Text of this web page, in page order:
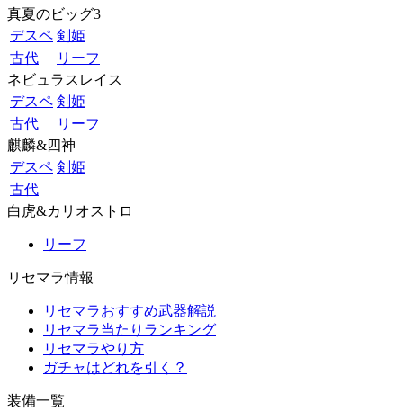
真夏のビッグ3
デスペ 剣姫
古代
リーフ
ネビュラスレイス
デスペ 剣姫
古代
リーフ
麒麟&四神
デスペ 剣姫
古代
白虎&カリオストロ
リーフ
リセマラ情報
リセマラおすすめ武器解説
リセマラ当たりランキング
リセマラやり方
ガチャはどれを引く？
装備一覧